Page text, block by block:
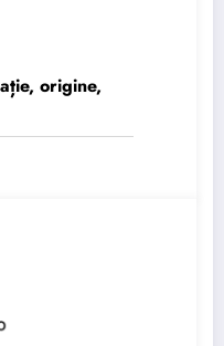
origine,